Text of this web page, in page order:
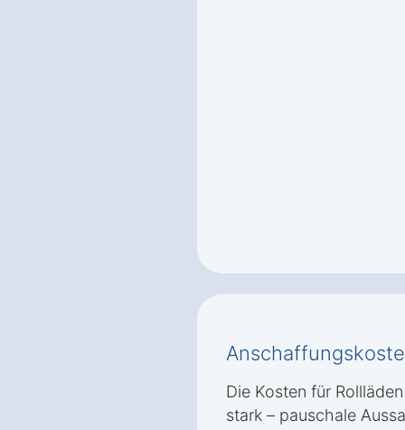
Die Kosten für
stark – pauschale